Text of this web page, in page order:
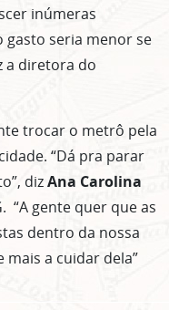
inúmeras
gasto seria menor se
a diretora do
trocar o metrô pela
“Dá pra parar
dizAna Carolina
“A gente quer que as
dentro da nossa
a cuidar dela”